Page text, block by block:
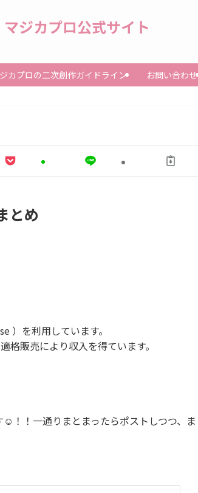
マジカプロ公式サイト
カプロの二次創作ガイドライン お問い合わせ
とめ
）を利用しています。
格販売により収入を得ています。
☺️！！一通りまとまったらポストしつつ、ま